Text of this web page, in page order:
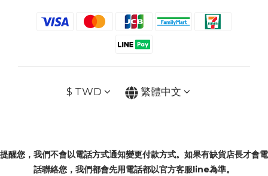
$ TWD 繁體中文
提醒您，我們不會以電話方式通知變更付款方式。如果有缺貨店長才會電
話聯絡您，我們都會先用電話都以官方客服line為準。